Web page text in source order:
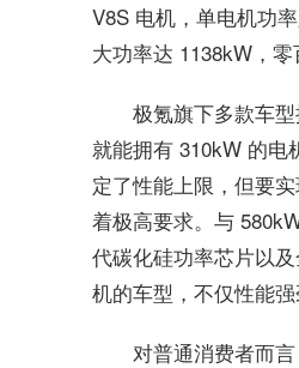
V8S 电机，单电机功
大功率达 1138kW，
极氪旗下多款车
就能拥有 310kW 的电
定了性能上限，但要
着极高要求。与
代碳化硅功率芯片以
机的车型，不仅性能
对普通消费者而